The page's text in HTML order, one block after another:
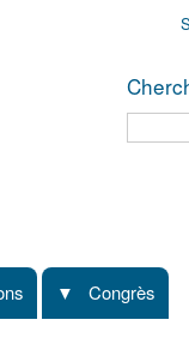
Congrès